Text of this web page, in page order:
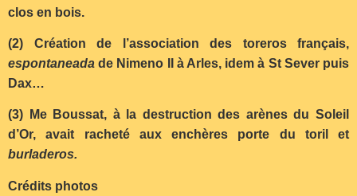
clos en bois.
(2) Création de l’association des toreros français,
espontaneada de Nimeno II à Arles, idem à St Sever puis
Dax…
(3) Me Boussat, à la destruction des arènes du Soleil
d’Or, avait racheté aux enchères porte du toril et
burladeros.
Crédits photos